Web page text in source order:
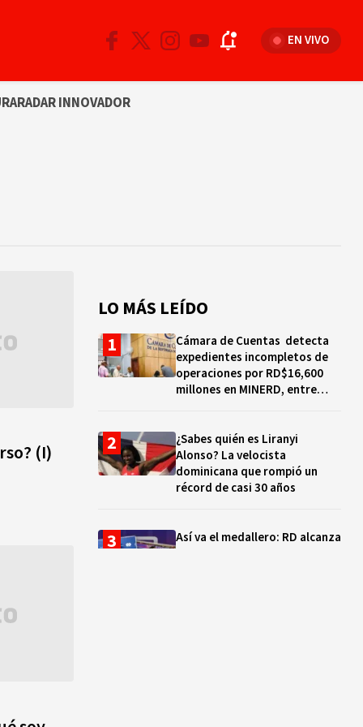
EN VIVO
RADAR INNOVADOR
(I)
LO MÁS LEÍDO
Cámara de Cuentas detecta
expedientes incompletos de
operaciones por RD$16,600
millones en MINERD, entre
¿Sabes quién es Liranyi
Alonso? La velocista
dominicana que rompió un
récord de casi 30 años
Así va el medallero: RD alcanza